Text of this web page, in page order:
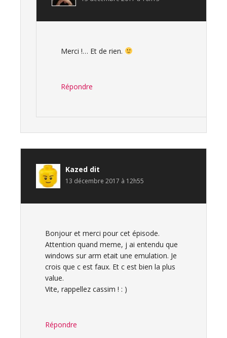
Merci !… Et de rien.
Répondre
Kazed dit
13 décembre 2017 à 12h55
Bonjour et merci pour cet épisode.
Attention quand meme, j ai entendu que
windows sur arm etait une emulation. Je
crois que c est faux. Et c est bien la plus
value.
Vite, rappellez cassim ! : )
Répondre